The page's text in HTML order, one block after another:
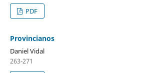
PDF
Provincianos
Daniel Vidal
263-271